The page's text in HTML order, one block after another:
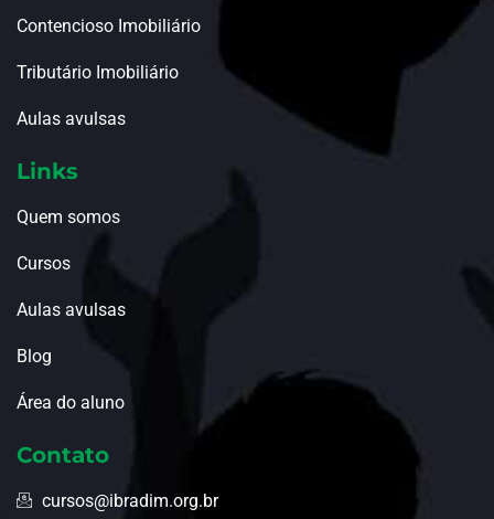
Contencioso Imobiliário
Tributário Imobiliário
Aulas avulsas
Links
Quem somos
Cursos
Aulas avulsas
Blog
Área do aluno
Contato
cursos@ibradim.org.br